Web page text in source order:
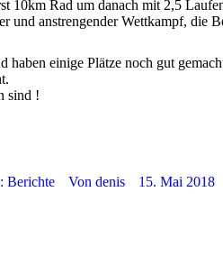
10km Rad um danach mit 2,5
und anstrengender Wettkampf, die
einige Plätze noch gut
sind !
Berichte Von denis 15. Mai 2018